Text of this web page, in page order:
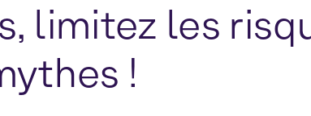
limitez les
!